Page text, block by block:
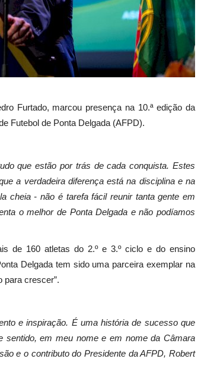
Furtado, marcou presença na 10.ª edição da
Futebol de Ponta Delgada (AFPD).
que estão por trás de cada conquista. Estes
a verdadeira diferença está na disciplina e na
cheia - não é tarefa fácil reunir tanta gente em
o melhor de Ponta Delgada e não podíamos
de 160 atletas do 2.º e 3.º ciclo e do ensino
Delgada tem sido uma parceira exemplar na
para crescer”.
e inspiração. É uma história de sucesso que
sentido, em meu nome e em nome da Câmara
e o contributo do Presidente da AFPD, Robert